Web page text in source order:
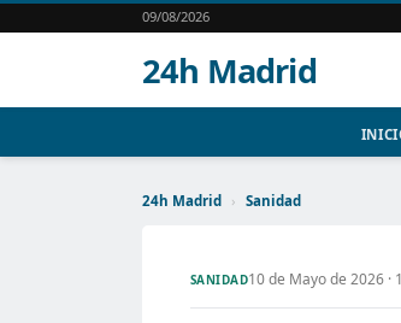
09/08/2026
24h Madrid
24h Madrid › Sanidad
SANIDAD10 de Mayo de 2026 ·